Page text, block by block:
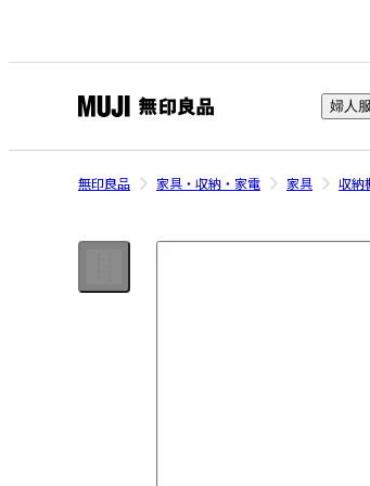
印
良
ネ
ト
婦人服
無印良品 家具・収納・家電 家具 収納